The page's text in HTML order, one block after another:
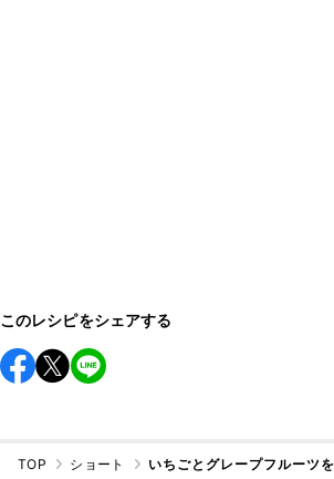
このレシピをシェアする
TOP ショート いちごとグレープフルーツ